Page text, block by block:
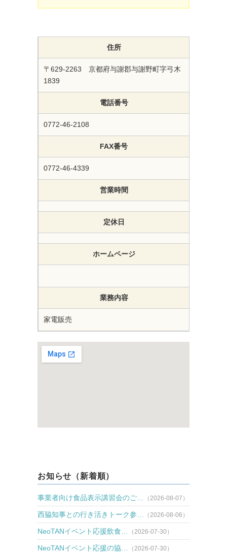
住所
〒629-2263 京都府与謝郡与謝野町字弓木
1839
電話番号
0772-46-2108
FAX番号
0772-46-4339
営業時間
定休日
ホームページ
業務内容
家電販売
お知らせ（新着順）
事業者向け食品表示講習会のご… （2026-08-07）
西脇知事との行き活きトーク参… （2026-08-06）
NeoTANイベント応援飲食… （2026-07-30）
NeoTANイベント応援の協… （2026-07-30）